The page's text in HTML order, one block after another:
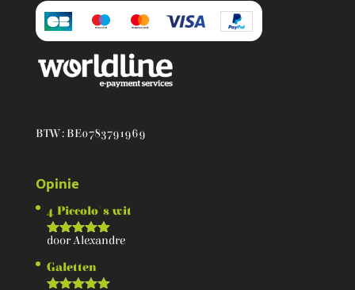
BTW : BE0783791969
Opinie
4 Piccolo's wit
Score5
door Alexandre
Galetten